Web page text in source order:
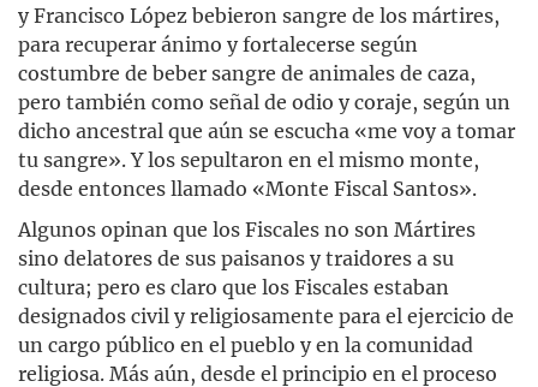
y Francisco López bebieron sangre de los mártires,
para recuperar ánimo y fortalecerse según
costumbre de beber sangre de animales de caza,
pero también como señal de odio y coraje, según un
dicho ancestral que aún se escucha «me voy a tomar
tu sangre». Y los sepultaron en el mismo monte,
desde entonces llamado «Monte Fiscal Santos».
Algunos opinan que los Fiscales no son Mártires
sino delatores de sus paisanos y traidores a su
cultura; pero es claro que los Fiscales estaban
designados civil y religiosamente para el ejercicio de
un cargo público en el pueblo y en la comunidad
religiosa. Más aún, desde el principio en el proceso